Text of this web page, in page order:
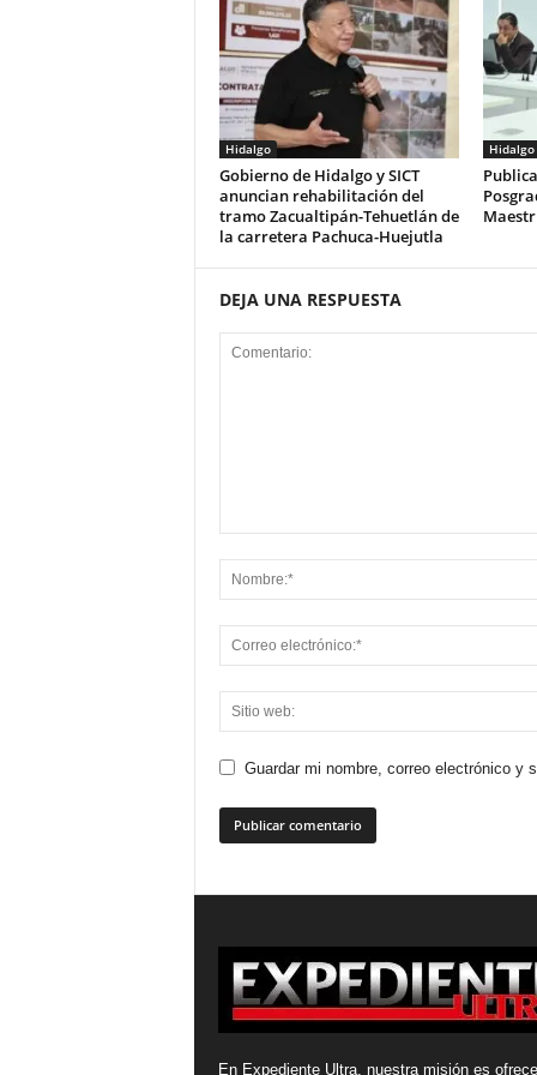
Hidalgo
Gobierno de Hidalgo y SICT
anuncian rehabilitación del
tramo Zacualtipán-Tehuetlán de
la carretera Pachuca-Huejutla
Hidalgo
DEJA UNA RESPUESTA
Guardar mi nombre, correo electrónico y
En Expediente Ultra, nuestra misión es